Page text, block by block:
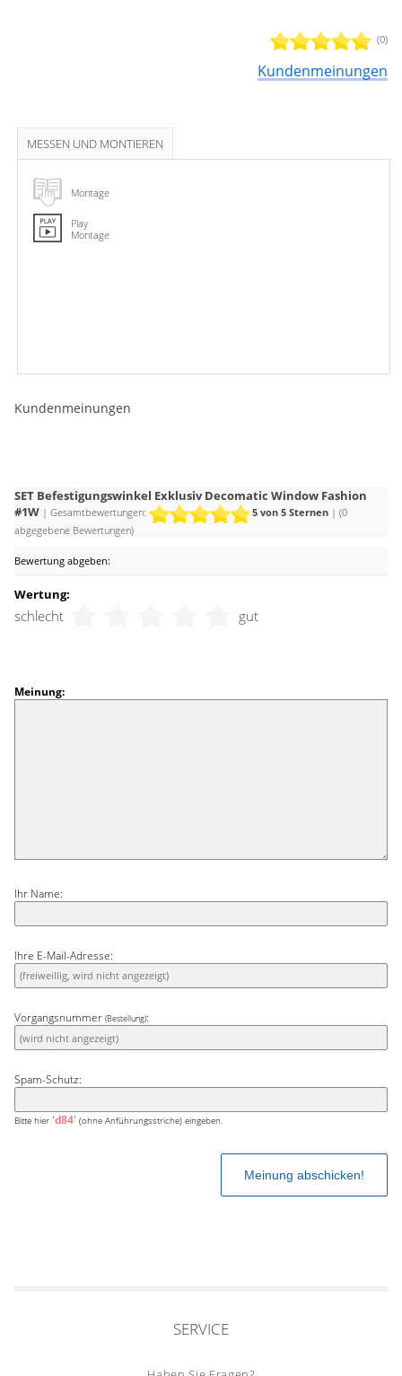
(0)
Kundenmeinungen
MESSEN UND MONTIEREN
Montage
Play
Montage
Kundenmeinungen
SET Befestigungswinkel Exklusiv Decomatic Window Fashion
#1W| Gesamtbewertungen: 5 von 5 Sternen | (0
abgegebene Bewertungen)
Bewertung abgeben:
Wertung:
schlecht gut
Meinung:
Ihr Name:
Ihre E-Mail-Adresse:
Vorgangsnummer (Bestellung):
Spam-Schutz:
Bitte hier 'd84' (ohne Anführungsstriche) eingeben.
SERVICE